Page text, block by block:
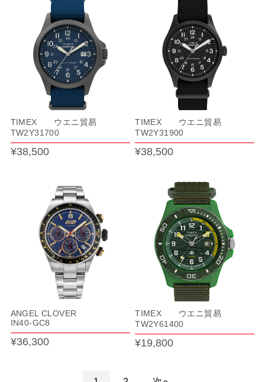
TIMEX ウエニ貿易
TW2Y31700
¥38,500
TIMEX ウエニ貿易
TW2Y31900
¥38,500
ANGEL CLOVER
IN40-GC8
¥36,300
TIMEX ウエニ貿易
TW2Y61400
¥19,800